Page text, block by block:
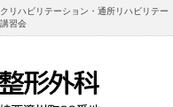
リハビリテーション・通所リハビリテー
習会